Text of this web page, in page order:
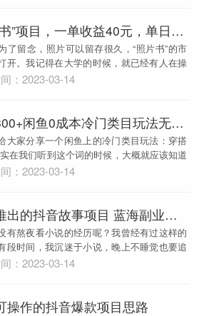
“照片书”项目，一单收益40元，单日销售额3W+！
了留念，照片可以留存很久，“照片书”的市
开。我记得在大学的时候，就已经有人在操
：2023-03-14
日入300+闲鱼0成本冷门类目玩法无脑操作
大家分享一个闲鱼上的冷门类目玩法：穿搭
在我们听到这个词的时候，大概就应该知道
：2023-03-14
最新推出的抖音故事项目 蓝海副业小白可做
有熬夜看小说的经历呢？我曾经有过这样的
段时间，我沉迷于小说，晚上不睡觉也要追
...：2023-03-14
操作的抖音爆款项目思路